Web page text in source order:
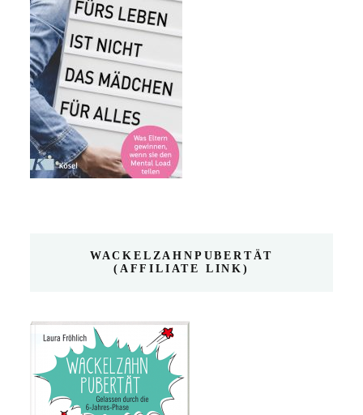
WACKELZAHNPUBERTÄT
(AFFILIATE LINK)